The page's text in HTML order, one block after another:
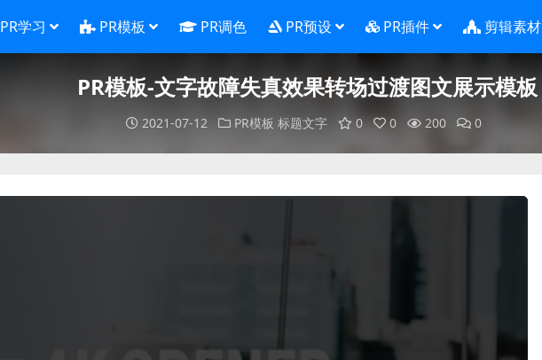
PR学习 PR模板 PR调色 PR预设 PR插件 剪辑素材
PR模板-文字故障失真效果转场过渡图文展示模板
2021-07-12 PR模板 标题文字 0 0 200 0